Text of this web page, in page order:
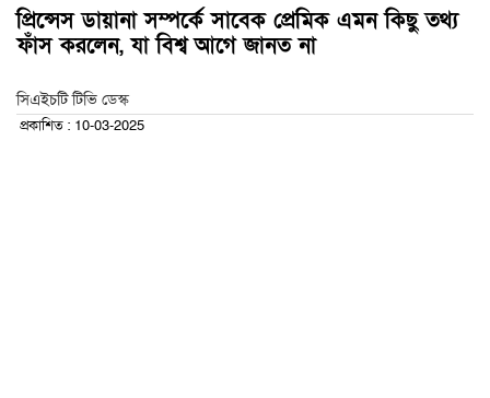
প্রিন্সেস ডায়ানা সম্পর্কে সাবেক প্রেমিক এমন কিছু তথ্য
ফাঁস করলেন, যা বিশ্ব আগে জানত না
সিএইচটি টিভি ডেস্ক
প্রকাশিত : 10-03-2025